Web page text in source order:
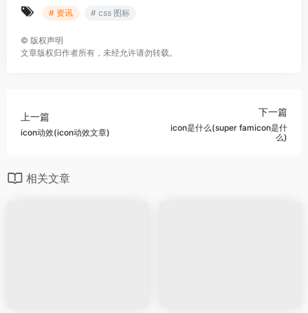
# 资讯 # css 图标
© 版权声明
文章版权归作者所有，未经允许请勿转载。
上一篇
icon动效(icon动效文章)
下一篇
icon是什么(super famicon是什
么)
相关文章